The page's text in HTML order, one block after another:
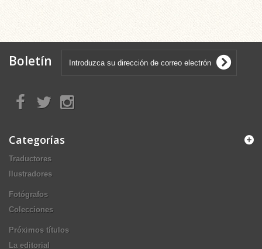
Boletín
Categorías
Traductores
Ilustradores
Fotógrafos
Colecciones
Próximos títulos
La editorial